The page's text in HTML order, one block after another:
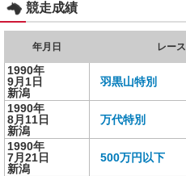
競走成績
年月日 レース
1990年
9月1日
新潟
羽黒山特別
1990年
8月11日
新潟
万代特別
1990年
7月21日
新潟
500万円以下